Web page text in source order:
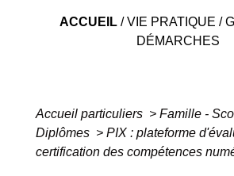
ACCUEIL /VIE PRATIQUE /
DÉMARCHES
Accueil particuliers > Famille -
Diplômes > PIX : plateforme
certification des compétences